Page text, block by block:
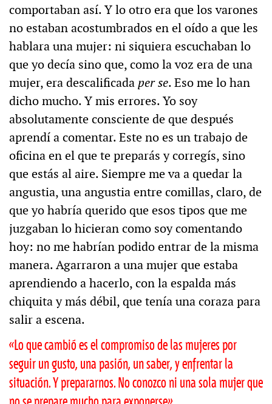
comportaban así. Y lo otro era que los varones
no estaban acostumbrados en el oído a que les
hablara una mujer: ni siquiera escuchaban lo
que yo decía sino que, como la voz era de una
mujer, era descalificada per se. Eso me lo han
dicho mucho. Y mis errores. Yo soy
absolutamente consciente de que después
aprendí a comentar. Este no es un trabajo de
oficina en el que te preparás y corregís, sino
que estás al aire. Siempre me va a quedar la
angustia, una angustia entre comillas, claro, de
que yo habría querido que esos tipos que me
juzgaban lo hicieran como soy comentando
hoy: no me habrían podido entrar de la misma
manera. Agarraron a una mujer que estaba
aprendiendo a hacerlo, con la espalda más
chiquita y más débil, que tenía una coraza para
salir a escena.
«Lo que cambió es el compromiso de las mujeres por
seguir un gusto, una pasión, un saber, y enfrentar la
situación. Y prepararnos. No conozco ni una sola mujer que